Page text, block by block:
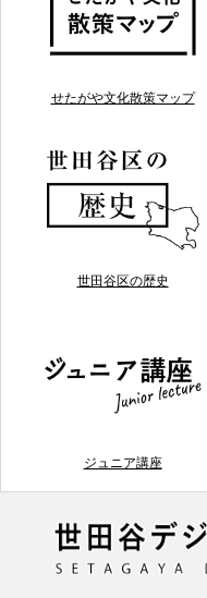
せたがや文化散策マップ
世田谷区の歴史
ジュニア講座